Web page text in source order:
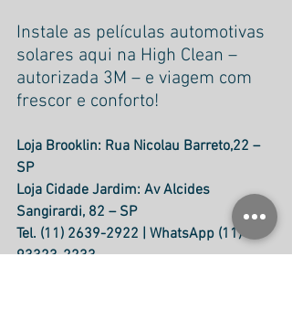
Instale as películas automotivas
solares aqui na High Clean –
autorizada 3M – e viagem com
frescor e conforto!
Loja Brooklin: Rua Nicolau Barreto,22 –
SP
Loja Cidade Jardim: Av Alcides
Sangirardi, 82 – SP
Tel. (11) 2639-2922 | WhatsApp (11)
93323-2233